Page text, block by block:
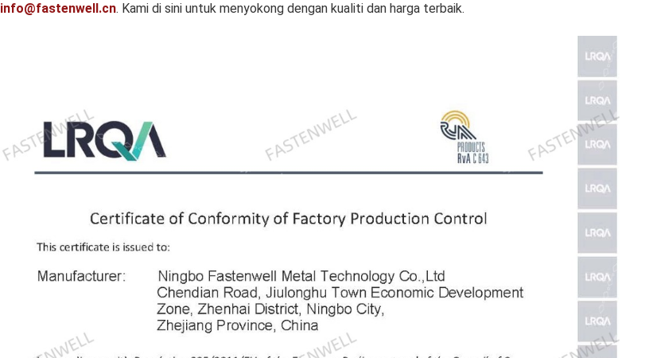
info@fastenwell.cn. Kami di sini untuk menyokong dengan kualiti dan harga terbaik.